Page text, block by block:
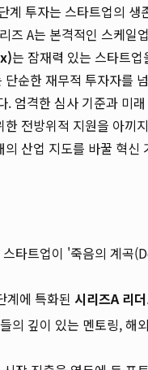
계 투자는 스타트업의
즈 A는 본격적인 스케
는 잠재력 있는 스타트
순한 재무적 투자자를
엄격한 심사 기준과 미
한 전방위적 지원을 아끼
산업 지도를 바꿀 혁
스타트업이 '죽음의 계곡
계에 특화된 시리즈A 리더
의 깊이 있는 멘토링,